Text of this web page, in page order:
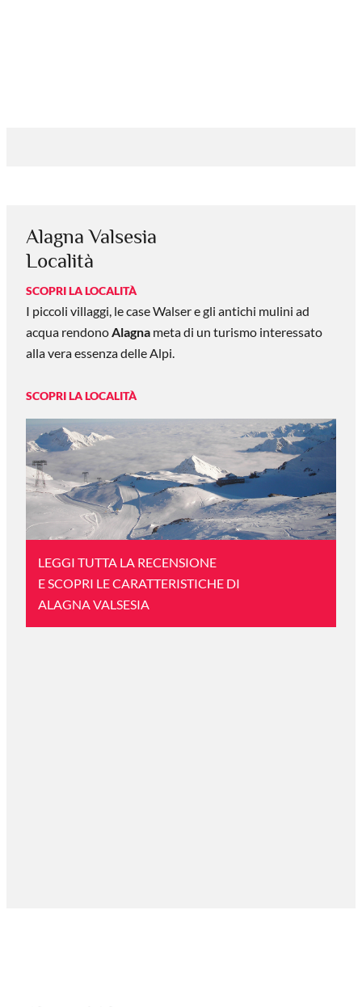
Alagna Valsesia
Località
SCOPRI LA LOCALITÀ
I piccoli villaggi, le case Walser e gli antichi mulini ad
acqua rendonoAlagna meta di un turismo interessato
alla vera essenza delle Alpi.
SCOPRI LA LOCALITÀ
LEGGI TUTTA LA RECENSIONE
E SCOPRI LE CARATTERISTICHE DI
ALAGNA VALSESIA